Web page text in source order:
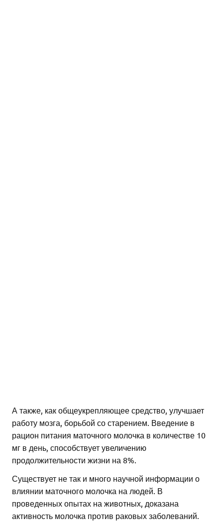
А также, как общеукрепляющее средство, улучшает
работу мозга, борьбой со старением. Введение в
рацион питания маточного молочка в количестве 10
мг в день, способствует увеличению
продолжительности жизни на 8%.
Существует не так и много научной информации о
влиянии маточного молочка на людей. В
проведенных опытах на животных, доказана
активность молочка против раковых заболеваний.